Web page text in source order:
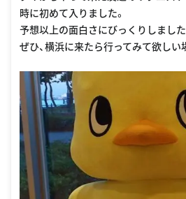
時に初めて入りました。
予想以上の面白さにびっくりしました
ぜひ、横浜に来たら行ってみて欲しい